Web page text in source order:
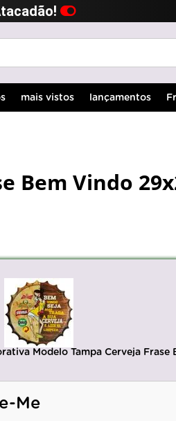
mais vistos lançamentos
Bem Vindo
Modelo Tampa Cerveja
Me